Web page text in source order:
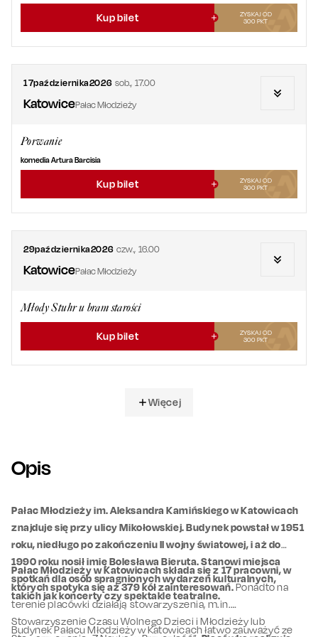
Kup bilet
ZYSKAJ OD
300 PKT
17października2026 sob.,17.00
KatowicePałac Młodzieży
Porwanie
komedia Artura Barcisia
Kup bilet
ZYSKAJ OD
300 PKT
29października2026 czw.,16.00
KatowicePałac Młodzieży
Młody Stuhr u bram starości
Kup bilet
ZYSKAJ OD
300 PKT
Więcej
Opis
Pałac Młodzieży im. Aleksandra Kamińskiego w Katowicach
znajduje się przy ulicy Mikołowskiej. Budynek powstał w 1951
roku, niedługo po zakończeniu II wojny światowej, i aż do
1990 roku nosił imię Bolesława Bieruta. Stanowi miejsca
spotkań dla osób spragnionych wydarzeń kulturalnych,
takich jak koncerty czy spektakle teatralne.
Pałac Młodzieży w Katowicach składa się z 17 pracowni, w
których spotyka się aż 379 kół zainteresowań.Ponadto na
terenie placówki działają stowarzyszenia, m.in.
Stowarzyszenie Czasu Wolnego Dzieci i Młodzieży lub
Budynek Pałacu Młodzieży w Katowicach łatwo zauważyć ze